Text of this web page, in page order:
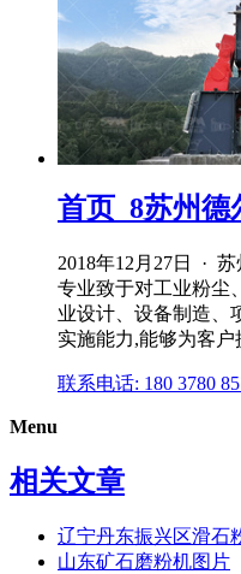
首页_8苏州德
2018年12月27日 ·
专业致于对工业粉尘
业设计、设备制造、
实施能力,能够为客户
联系电话: 180 3780
Menu
相关文章
辽宁丹东振兴区滑石
山东矿石磨粉机图片